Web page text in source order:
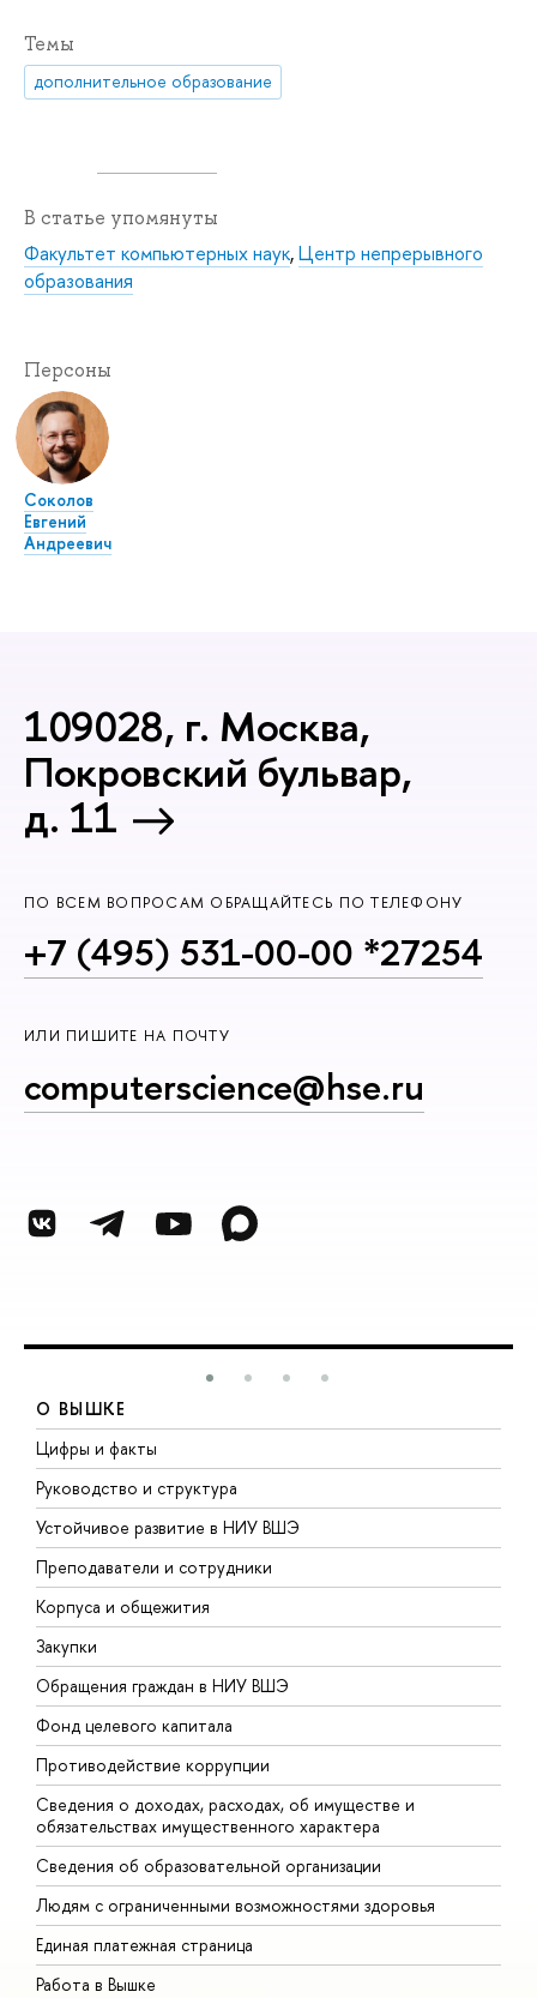
Темы
дополнительное образование
В статье упомянуты
Факультет компьютерных наук,Центр непрерывного
образования
Персоны
Соколов
Евгений
Андреевич
109028, г. Москва,
Покровский бульвар,
д. 11
ПО ВСЕМ ВОПРОСАМ ОБРАЩАЙТЕСЬ ПО ТЕЛЕФОНУ
+7 (495) 531-00-00 *27254
ИЛИ ПИШИТЕ НА ПОЧТУ
computerscience@hse.ru
О ВЫШКЕ
Цифры и факты
Руководство и структура
Устойчивое развитие в НИУ ВШЭ
Преподаватели и сотрудники
Корпуса и общежития
Закупки
Обращения граждан в НИУ ВШЭ
Фонд целевого капитала
Противодействие коррупции
Сведения о доходах, расходах, об имуществе и
обязательствах имущественного характера
Сведения об образовательной организации
Людям с ограниченными возможностями здоровья
Единая платежная страница
Работа в Вышке